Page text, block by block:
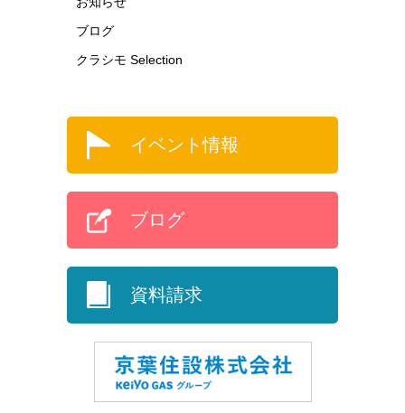
ブログ
クラシモ Selection
イベント情報
ブログ
資料請求